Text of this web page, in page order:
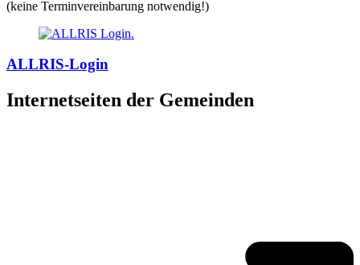
(keine Terminvereinbarung notwendig!)
ALLRIS-Login
Internetseiten der Gemeinden